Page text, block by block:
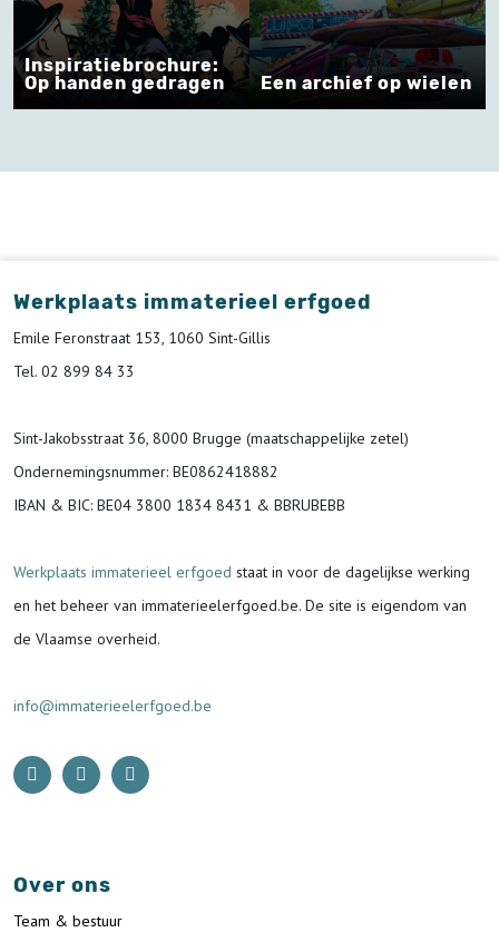
Inspiratiebrochure:
Op handen gedragen
Een archief op wielen
Werkplaats immaterieel erfgoed
Emile Feronstraat 153, 1060 Sint-Gillis
Tel. 02 899 84 33
Sint-Jakobsstraat 36, 8000 Brugge (maatschappelijke zetel)
Ondernemingsnummer: BE0862418882
IBAN & BIC: BE04 3800 1834 8431 & BBRUBEBB
Werkplaats immaterieel erfgoed staat in voor de dagelijkse werking
en het beheer van immaterieelerfgoed.be. De site is eigendom van
de Vlaamse overheid.
info@immaterieelerfgoed.be
Over ons
Team & bestuur